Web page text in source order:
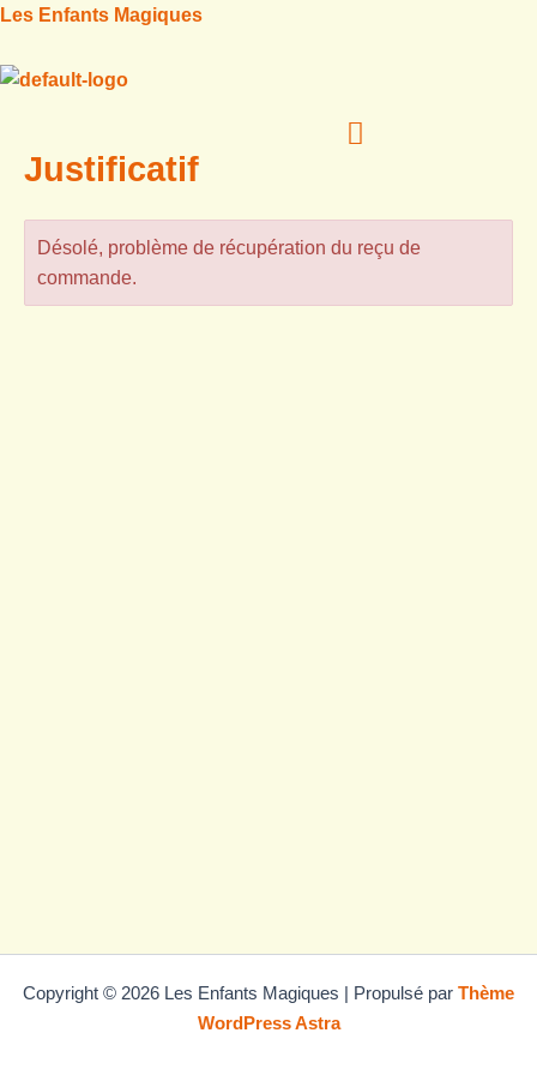
Aller
contenu
Les Enfants Magiques
Menu
Justificatif
Désolé, problème de récupération du reçu de
commande.
Copyright © 2026 Les Enfants Magiques | Propulsé par Thème
WordPress Astra